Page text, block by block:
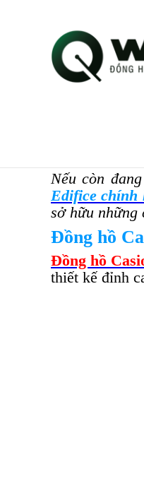
Nếu còn
Edifice chính
sở hữu những
Đồng hồ
Đồng hồ
thiết kế đỉnh